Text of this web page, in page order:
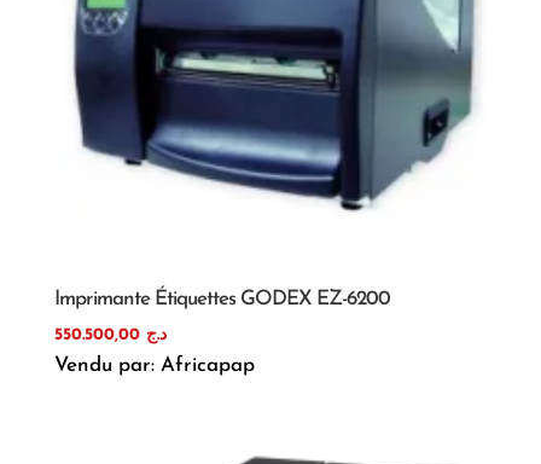
Imprimante Étiquettes GODEX EZ-6200
د.ج 550.500,00
Vendu par: Africapap